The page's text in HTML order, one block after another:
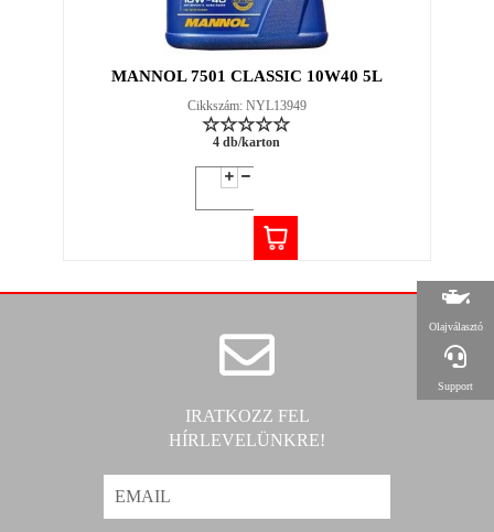
MANNOL 7501 CLASSIC 10W40 5L
Cikkszám: NYL13949
4 db/karton
IRATKOZZ FEL
HÍRLEVELÜNKRE!
Olajválasztó
Support